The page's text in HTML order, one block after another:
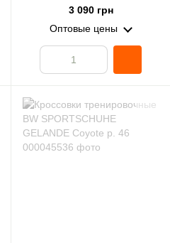
царапка черные р. 46
3 090 грн
Оптовые цены